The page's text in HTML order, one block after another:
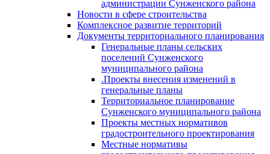
администрации Сунженского района
Новости в сфере строительства
Комплексное развитие территорий
Документы территориального планирования
Генеральные планы сельских
поселений Сунженского
муниципального района
.Проекты внесения изменений в
генеральные планы
Территориальное планирование
Сунженского муниципального района
Проекты местных нормативов
градостроительного проектирования
Местные нормативы